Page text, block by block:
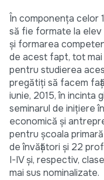
În componenţa celor
să fie formate la elev
şi formarea
de acest fapt, tot
pentru studierea
pregătiţi să facem
iunie, 2015, în incinta
seminarul de iniţiere
economică şi
pentru şcoala
de învăţători şi 22
I-IV şi, respectiv,
mai sus nominalizate.